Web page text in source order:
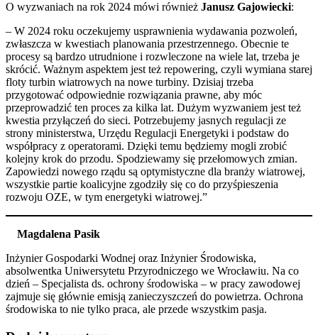
O wyzwaniach na rok 2024 mówi również Janusz Gajowiecki:
– W 2024 roku oczekujemy usprawnienia wydawania pozwoleń,
zwłaszcza w kwestiach planowania przestrzennego. Obecnie te
procesy są bardzo utrudnione i rozwleczone na wiele lat, trzeba je
skrócić. Ważnym aspektem jest też repowering, czyli wymiana starej
floty turbin wiatrowych na nowe turbiny. Dzisiaj trzeba
przygotować odpowiednie rozwiązania prawne, aby móc
przeprowadzić ten proces za kilka lat. Dużym wyzwaniem jest też
kwestia przyłączeń do sieci. Potrzebujemy jasnych regulacji ze
strony ministerstwa, Urzędu Regulacji Energetyki i podstaw do
współpracy z operatorami. Dzięki temu będziemy mogli zrobić
kolejny krok do przodu. Spodziewamy się przełomowych zmian.
Zapowiedzi nowego rządu są optymistyczne dla branży wiatrowej,
wszystkie partie koalicyjne zgodziły się co do przyśpieszenia
rozwoju OZE, w tym energetyki wiatrowej.”
Magdalena Pasik
Inżynier Gospodarki Wodnej oraz Inżynier Środowiska,
absolwentka Uniwersytetu Przyrodniczego we Wrocławiu. Na co
dzień – Specjalista ds. ochrony środowiska – w pracy zawodowej
zajmuje się głównie emisją zanieczyszczeń do powietrza. Ochrona
środowiska to nie tylko praca, ale przede wszystkim pasja.